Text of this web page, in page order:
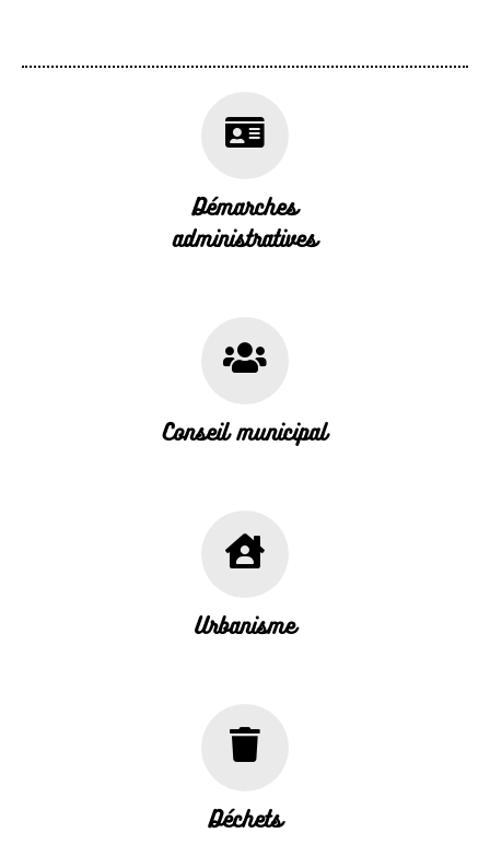
Démarches
administratives
Conseil municipal
Urbanisme
Déchets